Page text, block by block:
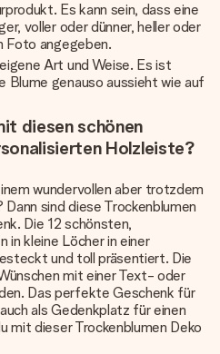
Es kann sein, dass eine
voller oder dünner, heller oder
Foto angegeben.
Art und Weise. Es ist
Blume genauso aussieht wie auf
diesen schönen
Holzleiste?
wundervollen aber trotzdem
sind diese Trockenblumen
Die 12 schönsten,
in kleine Löcher in einer
und toll präsentiert. Die
mit einer Text- oder
Das perfekte Geschenk für
als Gedenkplatz für einen
mit dieser Trockenblumen Deko